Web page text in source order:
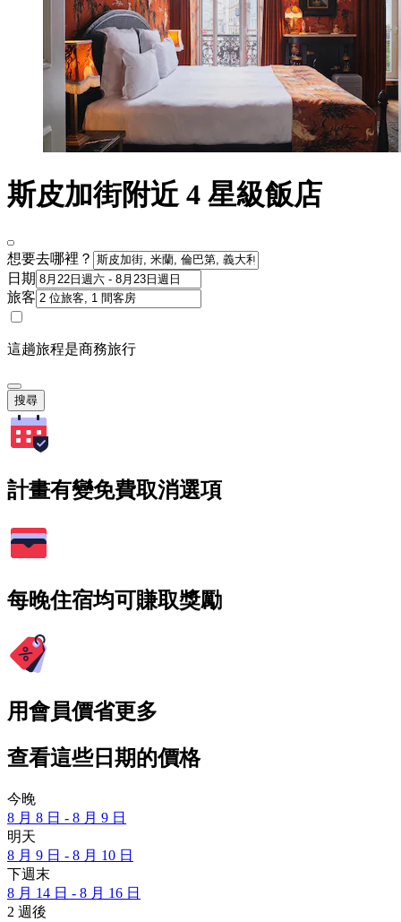
斯皮加街附近 4 星級飯店
想要去哪裡？
日期
旅客
這趟旅程是商務旅行
搜尋
計畫有變免費取消選項
每晚住宿均可賺取獎勵
用會員價省更多
查看這些日期的價格
今晚
8 月 8 日 - 8 月 9 日
明天
8 月 9 日 - 8 月 10 日
下週末
8 月 14 日 - 8 月 16 日
2 週後